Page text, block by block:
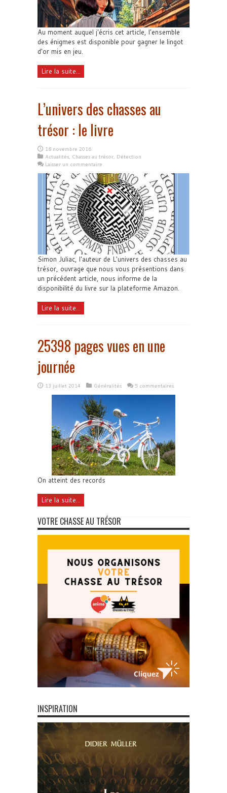
Au moment auquel j'écris cet article, l'ensemble
des énigmes est disponible pour gagner le lingot
d'or mis en jeu.
Lire la suite...
L’univers des chasses au
trésor : le livre
18 novembre 2016
Actualités, Chasses au trésor, Détection
Laisser un commentaire
Simon Juliac, l'auteur de L'univers des chasses au
trésor, ouvrage que nous vous présentions dans
un précédent article, nous informe de la
disponibilité du livre sur la plateforme Amazon.
Lire la suite...
25398 pages vues en une
journée
13 juillet 2014 Généralités 5 commentaires
On atteint des records
Lire la suite...
VOTRE CHASSE AU TRÉSOR
INSPIRATION